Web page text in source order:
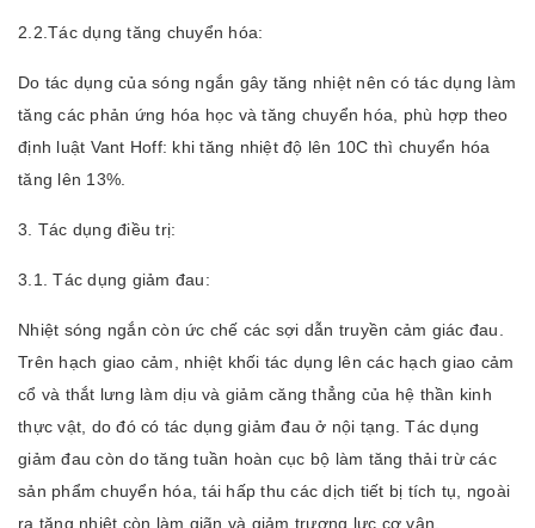
2.2.Tác dụng tăng chuyển hóa:
Do tác dụng của sóng ngắn gây tăng nhiệt nên có tác dụng làm
tăng các phản ứng hóa học và tăng chuyển hóa, phù hợp theo
định luật Vant Hoff: khi tăng nhiệt độ lên 10C thì chuyển hóa
tăng lên 13%.
3. Tác dụng điều trị:
3.1. Tác dụng giảm đau:
Nhiệt sóng ngắn còn ức chế các sợi dẫn truyền cảm giác đau.
Trên hạch giao cảm, nhiệt khối tác dụng lên các hạch giao cảm
cổ và thắt lưng làm dịu và giảm căng thẳng của hệ thần kinh
thực vật, do đó có tác dụng giảm đau ở nội tạng. Tác dụng
giảm đau còn do tăng tuần hoàn cục bộ làm tăng thải trừ các
sản phẩm chuyển hóa, tái hấp thu các dịch tiết bị tích tụ, ngoài
ra tăng nhiệt còn làm giãn và giảm trương lực cơ vân.